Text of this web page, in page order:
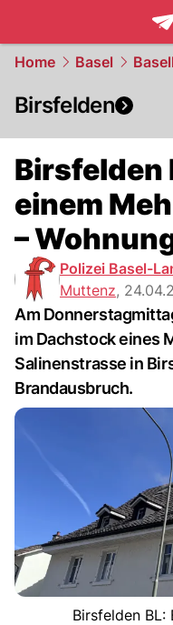
Home Basel
Birsfelden
Birsfelden
einem
–
Polizei Basel-
Muttenz,
Am
im Dachstock eines
Salinenstrasse in
Brandausbruch.
Birsfelden BL: